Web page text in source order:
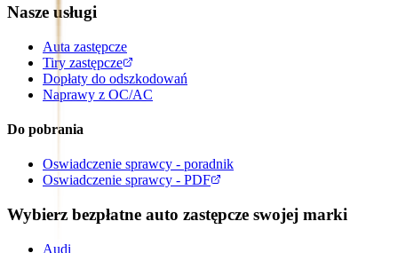
Nasze usługi
Auta zastępcze
Tiry zastępcze
Dopłaty do odszkodowań
Naprawy z OC/AC
Do pobrania
Oswiadczenie sprawcy - poradnik
Oswiadczenie sprawcy - PDF
Wybierz bezpłatne auto zastępcze swojej marki
Audi